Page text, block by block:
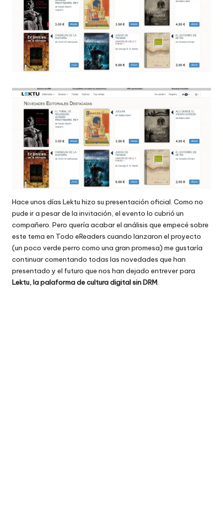
Hace unos días Lektu hizo su presentación oficial. Como no
pude ir a pesar de la invitación, el evento lo cubrió un
compañero. Pero quería acabar el análisis que empecé sobre
este tema en Todo eReaders cuando lanzaron el proyecto
(un poco verde perro como una gran promesa) me gustaría
continuar comentando todas las novedades que han
presentado y el futuro que nos han dejado entrever para
Lektu, la palaforma de cultura digital sin DRM.